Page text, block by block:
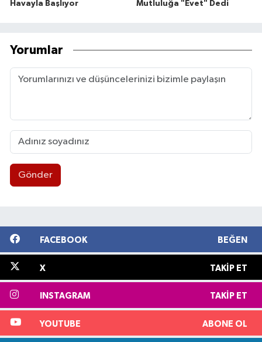
Havayla Başlıyor Mutluluğa "Evet" Dedi
Yorumlar
Gönder
FACEBOOK BEĞEN
X TAKIP ET
INSTAGRAM TAKIP ET
YOUTUBE ABONE OL